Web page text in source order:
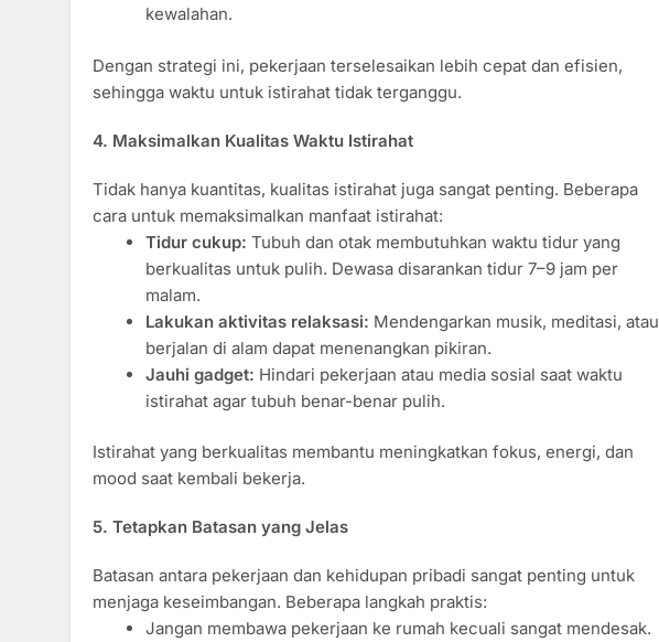
kewalahan.
Dengan strategi ini, pekerjaan terselesaikan lebih cepat dan efisien,
sehingga waktu untuk istirahat tidak terganggu.
4. Maksimalkan Kualitas Waktu Istirahat
Tidak hanya kuantitas, kualitas istirahat juga sangat penting. Beberapa
cara untuk memaksimalkan manfaat istirahat:
Tidur cukup: Tubuh dan otak membutuhkan waktu tidur yang
berkualitas untuk pulih. Dewasa disarankan tidur 7–9 jam per
malam.
Lakukan aktivitas relaksasi: Mendengarkan musik, meditasi, atau
berjalan di alam dapat menenangkan pikiran.
Jauhi gadget: Hindari pekerjaan atau media sosial saat waktu
istirahat agar tubuh benar-benar pulih.
Istirahat yang berkualitas membantu meningkatkan fokus, energi, dan
mood saat kembali bekerja.
5. Tetapkan Batasan yang Jelas
Batasan antara pekerjaan dan kehidupan pribadi sangat penting untuk
menjaga keseimbangan. Beberapa langkah praktis:
Jangan membawa pekerjaan ke rumah kecuali sangat mendesak.